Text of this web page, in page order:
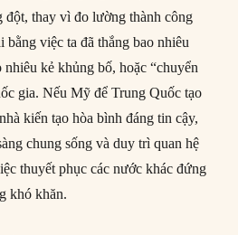
đột, thay vì đo lường thành công
bằng việc ta đã thắng bao nhiêu
kẻ khủng bố, hoặc “chuyển
gia. Nếu Mỹ để Trung Quốc tạo
kiến tạo hòa bình đáng tin cậy,
chung sống và duy trì quan hệ
thuyết phục các nước khác đứng
khó khăn.